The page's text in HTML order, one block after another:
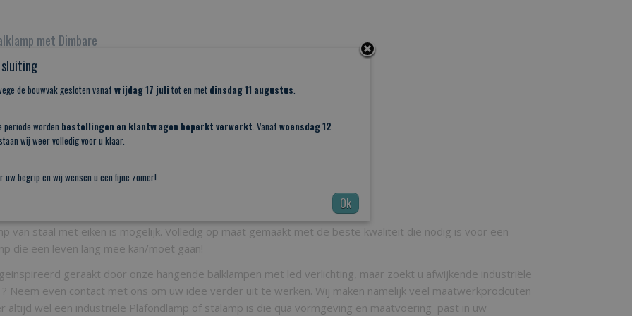
met Dimbare
unike…
van staal met eiken is mogelijk. Volledig op maat gemaakt met de beste kwaliteit die nodig is voor een
die een leven lang mee kan/moet gaan!
geraakt door onze hangende balklampen met led verlichting, maar zoekt u afwijkende industriële
? Neem even contact met ons om uw idee verder uit te werken. Wij maken namelijk veel maatwerkprodcuten
altijd wel een industriele Plafondlamp of stalamp is die qua vormgeving en maatvoering past in uw
sluiting
de bouwvak gesloten vanaf vrijdag 17 juli tot en met dinsdag 11 augustus.
periode worden bestellingen en klantvragen beperkt verwerkt. Vanaf woensdag 12
wij weer volledig voor u klaar.
uw begrip en wij wensen u een fijne zomer!
Ok